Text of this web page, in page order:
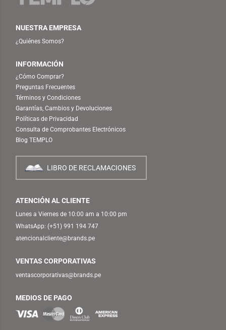
NUESTRA EMPRESA
¿Quiénes Somos?
INFORMACIÓN
¿Cómo Comprar?
Preguntas Frecuentes
Términos y Condiciones
Garantías, Cambios y Devoluciones
Políticas de Privacidad
Consulta de Comprobantes Electrónicos
Blog TEMPLO
LIBRO DE RECLAMACIONES
ATENCIÓN AL CLIENTE
Lunes a Viernes de 10:00 am a 10:00 pm
WhatsApp: (+51) 991 194 747
atencionalcliente@brands.pe
VENTAS CORPORATIVAS
ventascorporativas@brands.pe
MEDIOS DE PAGO